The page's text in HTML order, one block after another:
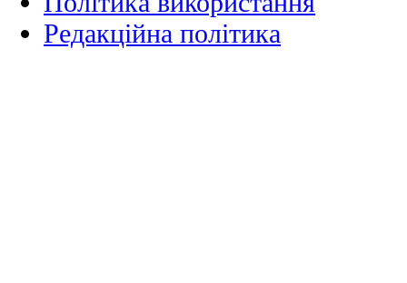
Редакційна політика